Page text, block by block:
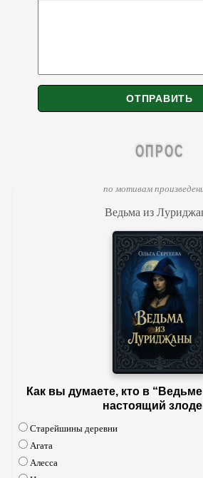
ОПРОС
по мотивам
Ведьма из
Как вы думаете, кто в
настоящий
Старейшины деревни
Агата
Алесса